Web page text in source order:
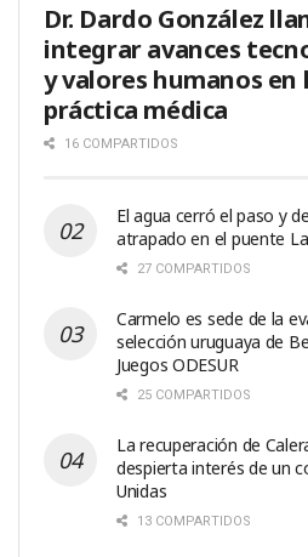
Dr. Dardo González
integrar avances
y valores humanos en
práctica médica
16 COMPARTIDOS
El agua cerró el paso y
atrapado en el puente
27 COMPARTIDOS
Carmelo es sede de la
selección uruguaya de
Juegos ODESUR
25 COMPARTIDOS
La recuperación de
despierta interés de un
Unidas
13 COMPARTIDOS